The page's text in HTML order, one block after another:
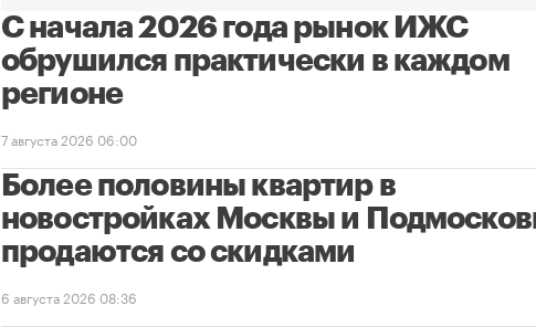
С начала 2026 года рынок ИЖС
обрушился практически в каждом
регионе
7 августа 2026 06:00
Более половины квартир в
новостройках Москвы и
продаются со скидками
6 августа 2026 08:36